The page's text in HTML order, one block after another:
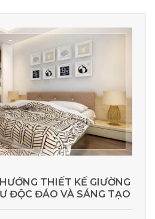
THIẾT KẾ GIƯỜNG
ĐỘC ĐÁO VÀ SÁNG TẠO